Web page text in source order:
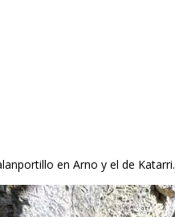
en Arno y el de Katarri.